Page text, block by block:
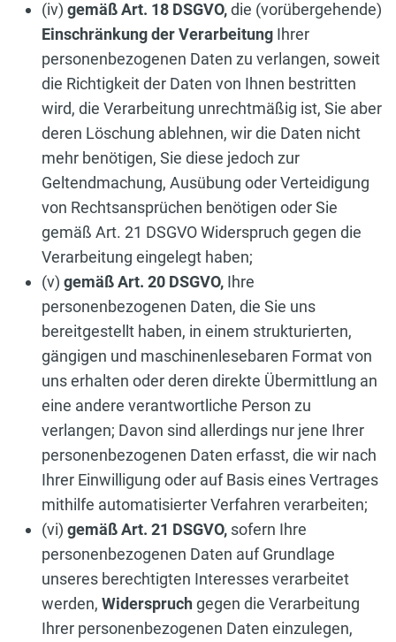
(iv) gemäß Art. 18 DSGVO,die (vorübergehende)
Einschränkung der Verarbeitung Ihrer
personenbezogenen Daten zu verlangen, soweit
die Richtigkeit der Daten von Ihnen bestritten
wird, die Verarbeitung unrechtmäßig ist, Sie aber
deren Löschung ablehnen, wir die Daten nicht
mehr benötigen, Sie diese jedoch zur
Geltendmachung, Ausübung oder Verteidigung
von Rechtsansprüchen benötigen oder Sie
gemäß Art. 21 DSGVO Widerspruch gegen die
Verarbeitung eingelegt haben;
(v) gemäß Art. 20 DSGVO, Ihre
personenbezogenen Daten, die Sie uns
bereitgestellt haben, in einem strukturierten,
gängigen und maschinenlesebaren Format von
uns erhalten oder deren direkte Übermittlung an
eine andere verantwortliche Person zu
verlangen; Davon sind allerdings nur jene Ihrer
personenbezogenen Daten erfasst, die wir nach
Ihrer Einwilligung oder auf Basis eines Vertrages
mithilfe automatisierter Verfahren verarbeiten;
(vi) gemäß Art. 21 DSGVO, sofern Ihre
personenbezogenen Daten auf Grundlage
unseres berechtigten Interesses verarbeitet
werden, Widerspruchgegen die Verarbeitung
Ihrer personenbezogenen Daten einzulegen,